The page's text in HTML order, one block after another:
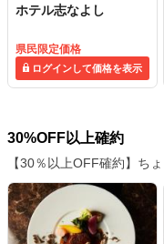
ホテル志なよし
県民限定価格
ログインして価格を表示
30%OFF以上確約
【30％以上OFF確約】ち